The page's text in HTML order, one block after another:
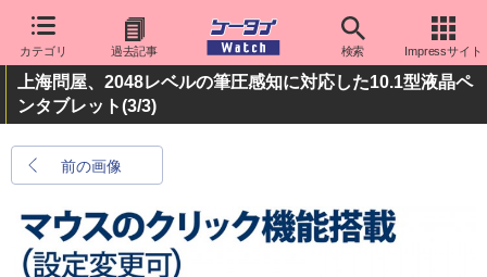
カテゴリ 過去記事 検索 Impressサイト
上海問屋、2048レベルの筆圧感知に対応した10.1型液晶ペ
ンタブレット(3/3)
前の画像